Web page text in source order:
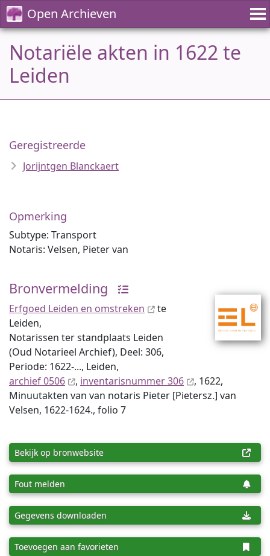
Open Archieven
Notariële akten in 1622 te
Leiden
Geregistreerde
Jorijntgen Blanckaert
Opmerking
Subtype: Transport
Notaris: Velsen, Pieter van
Bronvermelding
Erfgoed Leiden en omstreken
te
Leiden,
Notarissen ter standplaats Leiden
(Oud Notarieel Archief), Deel: 306,
Periode: 1622-..., Leiden,
archief 0506
, inventaris­num­mer 306
, 1622,
Minuutakten van van notaris Pieter [Pietersz.] van
Velsen, 1622-1624., folio 7
Bekijk op bronwebsite
Fout melden
Gegevens downloaden
Toevoegen aan favorieten